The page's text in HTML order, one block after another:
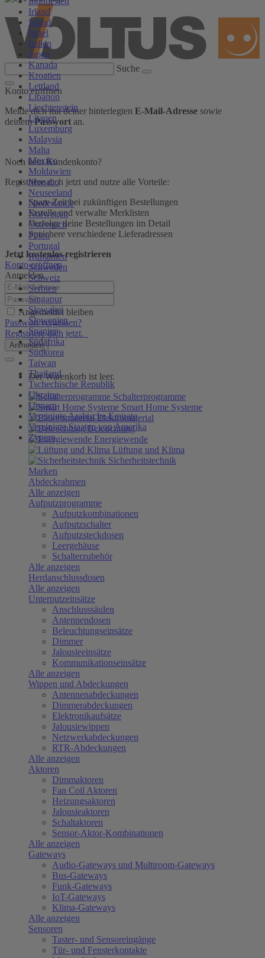
Irland
Island
Israel
Italien
Japan
Kanada
Kroatien
Lettland
Libanon
Liechtenstein
Litauen
Luxemburg
Malaysia
Malta
Mexiko
Moldawien
Monaco
Neuseeland
Niederlande
Norwegen
Österreich
Polen
Portugal
Rumänien
Schweden
Schweiz
Serbien
Singapur
Slowakei
Slowenien
Spanien
Südafrika
Südkorea
Taiwan
Thailand
Tschechische Republik
Ukraine
Ungarn
Vereinigte Arabische Emirate
Vereinigte Staaten von Amerika
Zypern
Suche
Konto eröffnen
Melde dich mit deiner hinterlegten E-Mail-Adresse sowie
deinemPasswort an.
Noch kein Kundenkonto?
Registriere dich jetzt und nutze alle Vorteile:
Spare Zeit bei zukünftigen Bestellungen
Erstelle und verwalte Merklisten
Verfolge deine Bestellungen im Detail
Speichere verschiedene Lieferadressen
Jetzt kostenlos registrieren
Konto eröffnen
Anmelden
Angemeldet bleiben
Passwort vergessen?
Registriere dich jetzt.
Anmelden
Der Warenkorb ist leer.
Schalterprogramme
Smart Home Systeme
Elektromaterial
Beleuchtung
Energiewende
Lüftung und Klima
Sicherheitstechnik
Marken
Abdeckrahmen
Alle anzeigen
Aufputzprogramme
Aufputzkombinationen
Aufputzschalter
Aufputzsteckdosen
Leergehäuse
Schalterzubehör
Alle anzeigen
Herdanschlussdosen
Alle anzeigen
Unterputzeinsätze
Anschlusssäulen
Antennendosen
Beleuchtungseinsätze
Dimmer
Jalousieeinsätze
Kommunikationseinsätze
Alle anzeigen
Wippen und Abdeckungen
Antennenabdeckungen
Dimmerabdeckungen
Elektronikaufsätze
Jalousiewippen
Netzwerkabdeckungen
RTR-Abdeckungen
Alle anzeigen
Aktoren
Dimmaktoren
Fan Coil Aktoren
Heizungsaktoren
Jalousieaktoren
Schaltaktoren
Sensor-Aktor-Kombinationen
Alle anzeigen
Gateways
Audio-Gateways und Multiroom-Gateways
Bus-Gateways
Funk-Gateways
IoT-Gateways
Klima-Gateways
Alle anzeigen
Sensoren
Taster- und Sensoreingänge
Tür- und Fensterkontakte